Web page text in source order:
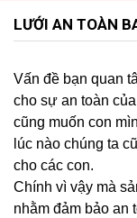
LƯỚI AN TOÀN
Vấn đề bạn quan
cho sự an toàn
cũng muốn con
lúc nào chúng ta
cho các con.
Chính vì vậy mà
nhằm đảm bảo an